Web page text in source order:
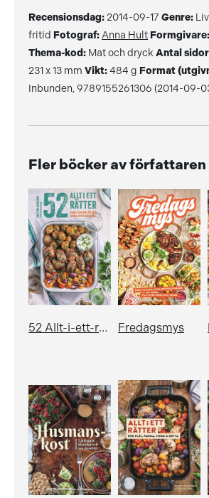
Recensionsdag: 2014-09-17 Genre:
fritid Fotograf: Anna Hult Formgivare:
Thema-kod: Mat och dryck Antal
231 x 13 mm Vikt:484 g Format
Inbunden, 9789155261306 (2014-09-
Fler böcker av författaren
52 Allt-i-ett-rätter Fredagsmys